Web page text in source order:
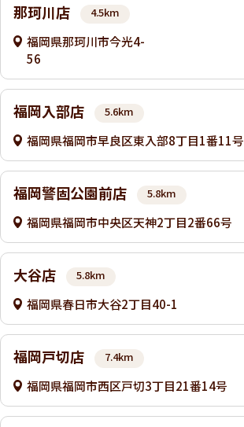
那珂川店 4.5km
福岡県那珂川市今光4-
56
福岡入部店 5.6km
福岡県福岡市早良区東入部8丁目1番11号
福岡警固公園前店 5.8km
福岡県福岡市中央区天神2丁目2番66号
大谷店 5.8km
福岡県春日市大谷2丁目40-1
福岡戸切店 7.4km
福岡県福岡市西区戸切3丁目21番14号